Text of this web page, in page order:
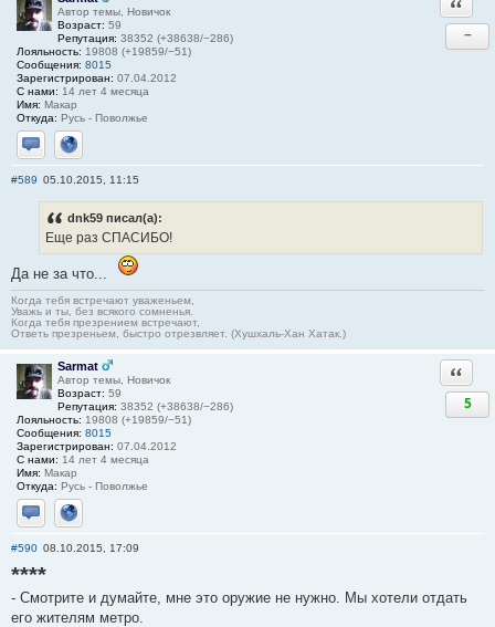
Автор темы, Новичок
Возраст: 59
Репутация: 38352 (+38638/−286)
Лояльность: 19808 (+19859/−51)
Сообщения: 8015
Зарегистрирован: 07.04.2012
С нами: 14 лет 4 месяца
Имя: Макар
Откуда: Русь - Поволжье
Отправить личное сообщение
Сайт
−
#589 05.10.2015, 11:15
dnk59 писал(а):
Еще раз СПАСИБО!
Да не за что...
Когда тебя встречают уваженьем,
Уважь и ты, без всякого сомненья.
Когда тебя презрением встречают,
Ответь презреньем, быстро отрезвляет. (Хушхаль-Хан Хатак.)
Sarmat
Автор темы, Новичок
Возраст: 59
Репутация: 38352 (+38638/−286)
Лояльность: 19808 (+19859/−51)
Сообщения: 8015
Зарегистрирован: 07.04.2012
С нами: 14 лет 4 месяца
Имя: Макар
Откуда: Русь - Поволжье
Отправить личное сообщение
Сайт
5
#590 08.10.2015, 17:09
****
- Смотрите и думайте, мне это оружие не нужно. Мы хотели отдать
его жителям метро.